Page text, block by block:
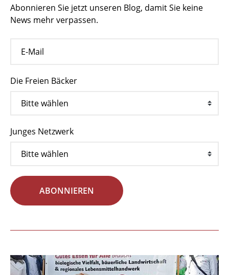
Abonnieren Sie jetzt unseren Blog, damit Sie keine
News mehr verpassen.
Die Freien Bäcker
Junges Netzwerk
ABONNIEREN